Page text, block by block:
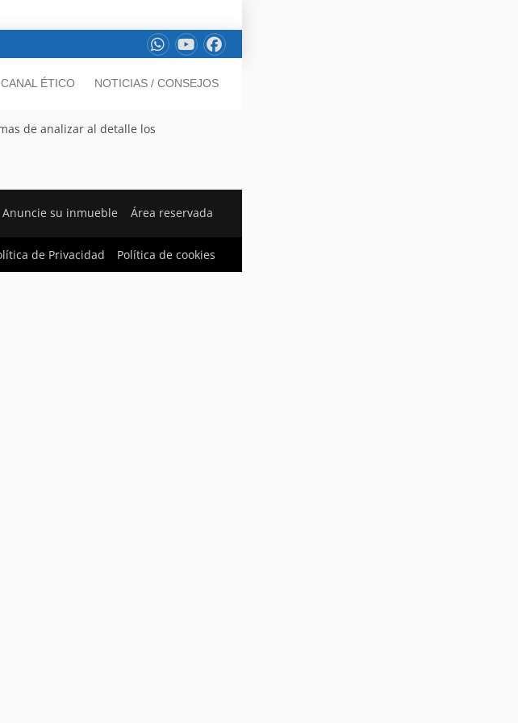
CANAL ÉTICO NOTICIAS / CONSEJOS
de analizar al detalle los
Anuncie su inmueble Área reservada
de Privacidad Política de cookies